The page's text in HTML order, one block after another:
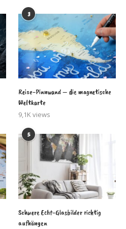
3
Reise-Pinnwand – die magnetische
Weltkarte
9,1K views
5
Schwere Echt-Glasbilder richtig
aufhängen